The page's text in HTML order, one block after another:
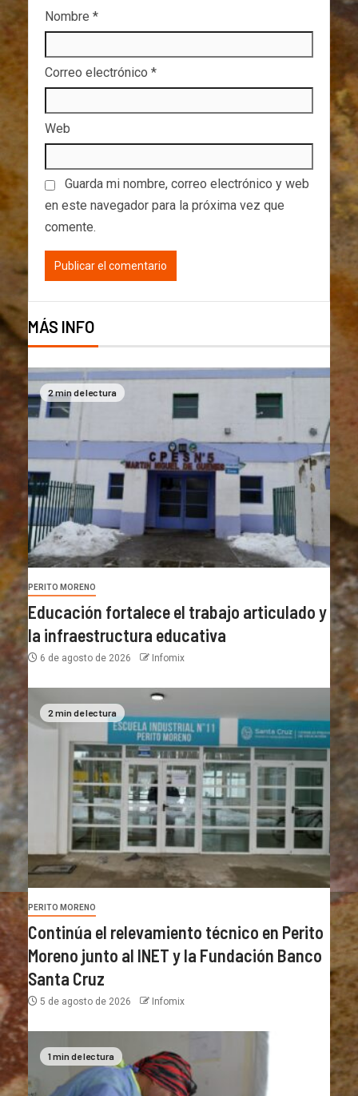
Nombre *
Correo electrónico *
Web
Guarda mi nombre, correo electrónico y web
en este navegador para la próxima vez que
comente.
MÁS INFO
2 min de lectura
PERITO MORENO
Educación fortalece el trabajo articulado y
la infraestructura educativa
6 de agosto de 2026 Infomix
2 min de lectura
PERITO MORENO
Continúa el relevamiento técnico en Perito
Moreno junto al INET y la Fundación Banco
Santa Cruz
5 de agosto de 2026 Infomix
1 min de lectura